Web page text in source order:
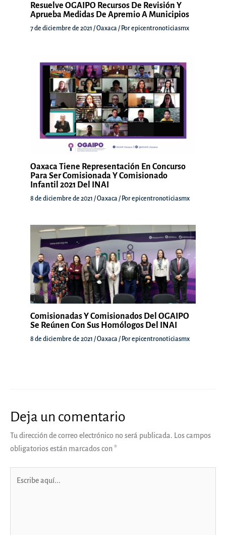
Resuelve OGAIPO Recursos De Revisión Y
Aprueba Medidas De Apremio A Municipios
7 de diciembre de 2021 /Oaxaca / Porepicentronoticiasmx
Oaxaca Tiene Representación En Concurso
Para Ser Comisionada Y Comisionado
Infantil 2021 Del INAI
8 de diciembre de 2021 /Oaxaca / Porepicentronoticiasmx
Comisionadas Y Comisionados Del OGAIPO
Se Reúnen Con Sus Homólogos Del INAI
8 de diciembre de 2021 /Oaxaca / Porepicentronoticiasmx
Deja un comentario
Tu dirección de correo electrónico no será publicada. Los campos
obligatorios están marcados con*